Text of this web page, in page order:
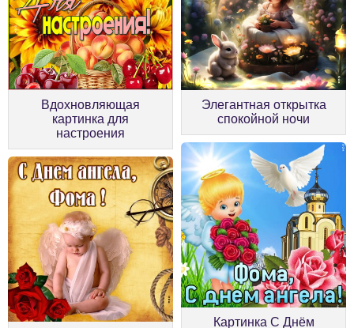
Вдохновляющая
картинка для
настроения
Элегантная открытка
спокойной ночи
Картинка С Днём